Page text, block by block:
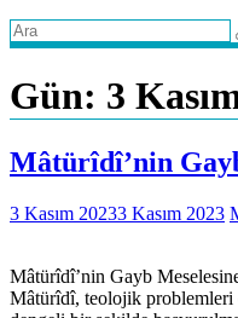
Gün: 3
Mâtürîdî’nin
3 Kasım 20233 Kasım 2023
Mâtürîdî’nin Gayb
Mâtürîdî, teolojik problemleri